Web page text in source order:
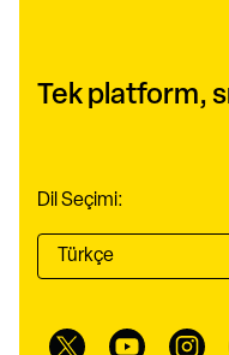
Tek platform,
Dil Seçimi: